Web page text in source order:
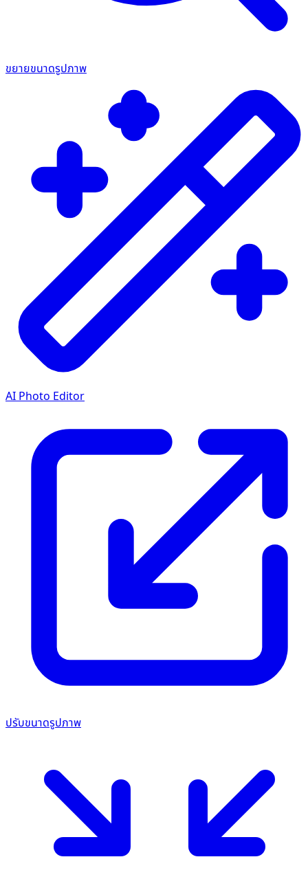
ขยายขนาดรูปภาพ
AI Photo Editor
ปรับขนาดรูปภาพ